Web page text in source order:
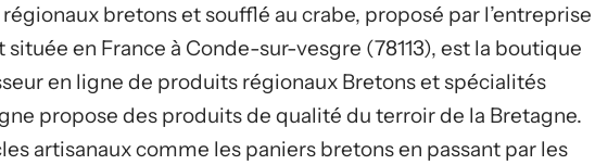
bretons et soufflé au crabe, proposé par l’entreprise
située en France à Conde-sur-vesgre (78113), est la boutique
en ligne de produits régionaux Bretons et spécialités
propose des produits de qualité du terroir de la Bretagne.
artisanaux comme les paniers bretons en passant par les